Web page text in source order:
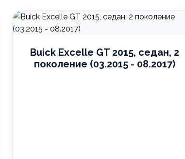
Buick Excelle GT 2015, седан, 2
поколение (03.2015 - 08.2017)